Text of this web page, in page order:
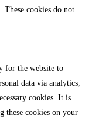
These cookies do not
for the website to
data via analytics,
cookies. It is
these cookies on your